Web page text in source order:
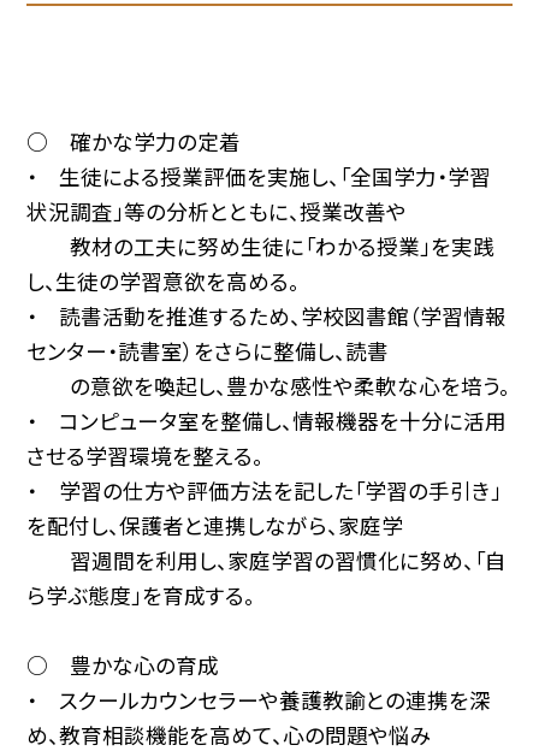
○ 確かな学力の定着
・ 生徒による授業評価を実施し、「全国学力・学習
状況調査」等の分析とともに、授業改善や
教材の工夫に努め生徒に「わかる授業」を実践
し、生徒の学習意欲を高める。
・ 読書活動を推進するため、学校図書館（学習情報
センター・読書室）をさらに整備し、読書
の意欲を喚起し、豊かな感性や柔軟な心を培う。
・ コンピュータ室を整備し、情報機器を十分に活用
させる学習環境を整える。
・ 学習の仕方や評価方法を記した「学習の手引き」
を配付し、保護者と連携しながら、家庭学
習週間を利用し、家庭学習の習慣化に努め、「自
ら学ぶ態度」を育成する。
○ 豊かな心の育成
・ スクールカウンセラーや養護教諭との連携を深
め、教育相談機能を高めて、心の問題や悩み